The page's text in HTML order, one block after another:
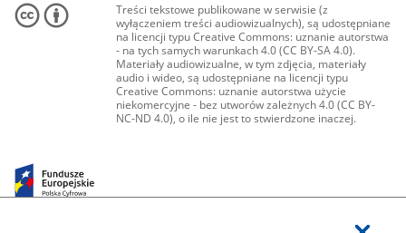
Treści tekstowe publikowane w serwisie (z
wyłączeniem treści audiowizualnych), są udostępniane
na licencji typu Creative Commons: uznanie autorstwa
- na tych samych warunkach 4.0 (CC BY-SA 4.0).
Materiały audiowizualne, w tym zdjęcia, materiały
audio i wideo, są udostępniane na licencji typu
Creative Commons: uznanie autorstwa użycie
niekomercyjne - bez utworów zależnych 4.0 (CC BY-
NC-ND 4.0), o ile nie jest to stwierdzone inaczej.